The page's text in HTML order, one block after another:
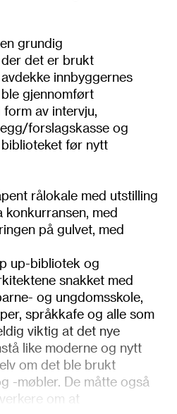
grundig
det er brukt
innbyggernes
gjennomført
av intervju,
forslagskasse og
før nytt
rålokale med utstilling
konkurransen, med
på gulvet, med
up-bibliotek og
snakket med
og ungdomsskole,
språkkafe og alle som
viktig at det nye
like moderne og nytt
om det ble brukt
-møbler. De måtte også
om at